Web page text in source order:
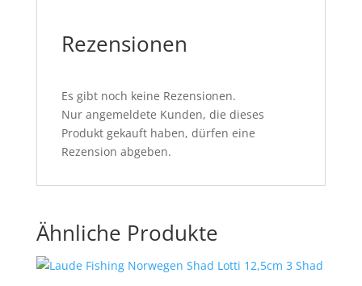
Rezensionen
Es gibt noch keine Rezensionen.
Nur angemeldete Kunden, die dieses
Produkt gekauft haben, dürfen eine
Rezension abgeben.
Ähnliche Produkte